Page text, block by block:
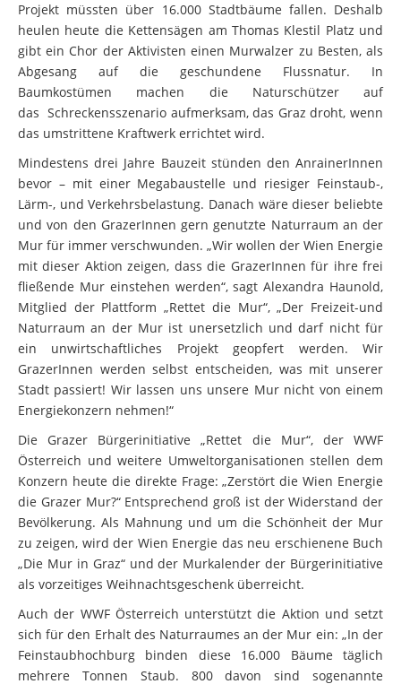
Projekt müssten über 16.000 Stadtbäume fallen. Deshalb
heulen heute die Kettensägen am Thomas Klestil Platz und
gibt ein Chor der Aktivisten einen Murwalzer zu Besten, als
Abgesang auf die geschundene Flussnatur. In
Baumkostümen machen die Naturschützer auf
das Schreckensszenario aufmerksam, das Graz droht, wenn
das umstrittene Kraftwerk errichtet wird.
Mindestens drei Jahre Bauzeit stünden den AnrainerInnen
bevor – mit einer Megabaustelle und riesiger Feinstaub-,
Lärm-, und Verkehrsbelastung. Danach wäre dieser beliebte
und von den GrazerInnen gern genutzte Naturraum an der
Mur für immer verschwunden. „Wir wollen der Wien Energie
mit dieser Aktion zeigen, dass die GrazerInnen für ihre frei
fließende Mur einstehen werden“, sagt Alexandra Haunold,
Mitglied der Plattform „Rettet die Mur“, „Der Freizeit-und
Naturraum an der Mur ist unersetzlich und darf nicht für
ein unwirtschaftliches Projekt geopfert werden. Wir
GrazerInnen werden selbst entscheiden, was mit unserer
Stadt passiert! Wir lassen uns unsere Mur nicht von einem
Energiekonzern nehmen!“
Die Grazer Bürgerinitiative „Rettet die Mur“, der WWF
Österreich und weitere Umweltorganisationen stellen dem
Konzern heute die direkte Frage: „Zerstört die Wien Energie
die Grazer Mur?“ Entsprechend groß ist der Widerstand der
Bevölkerung. Als Mahnung und um die Schönheit der Mur
zu zeigen, wird der Wien Energie das neu erschienene Buch
„Die Mur in Graz“ und der Murkalender der Bürgerinitiative
als vorzeitiges Weihnachtsgeschenk überreicht.
Auch der WWF Österreich unterstützt die Aktion und setzt
sich für den Erhalt des Naturraumes an der Mur ein: „In der
Feinstaubhochburg binden diese 16.000 Bäume täglich
mehrere Tonnen Staub. 800 davon sind sogenannte